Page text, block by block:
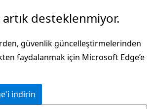
artık desteklenmiyor.
güvenlik güncelleştirmelerinden
faydalanmak için Microsoft Edge’e
indirin